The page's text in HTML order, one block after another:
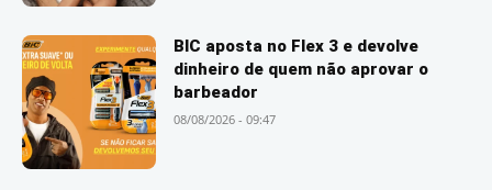
BIC aposta no Flex 3 e devolve
dinheiro de quem não aprovar o
barbeador
08/08/2026 - 09:47